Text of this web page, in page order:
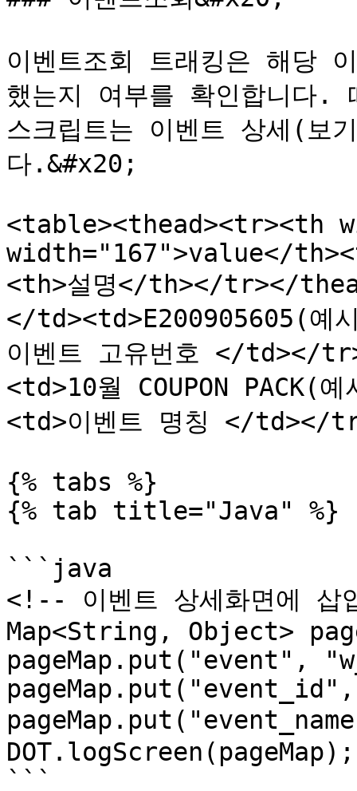
이벤트조회 트래킹은 해당
했는지 여부를 확인합니다.
스크립트는 이벤트 상세(보
다.&#x20;
<table><thead><tr><th
width="167">value</
<th>설명</th></tr></
</td><td>E200905605(
이벤트 고유번호 </td></
<td>10월 COUPON
<td>이벤트 명칭 </td></
{% tabs %}
{% tab title="Java" %}
```java
<!-- 이벤트 상세화면에 삽
Map<String, Object>
pageMap.put("event",
DOT.logScreen(pageMap);
```